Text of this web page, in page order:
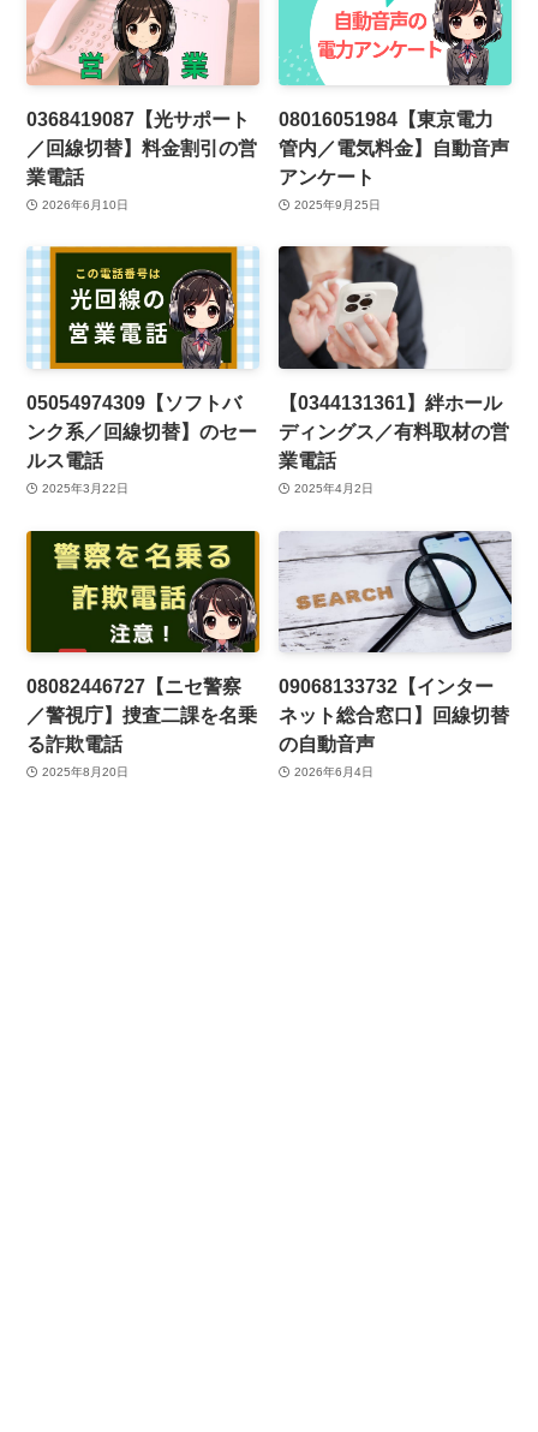
0368419087【光サポート
／回線切替】料金割引の営
業電話
2026年6月10日
08016051984【東京電力
管内／電気料金】自動音声
アンケート
2025年9月25日
05054974309【ソフトバ
ンク系／回線切替】のセー
ルス電話
2025年3月22日
【0344131361】絆ホール
ディングス／有料取材の営
業電話
2025年4月2日
08082446727【ニセ警察
／警視庁】捜査二課を名乗
る詐欺電話
2025年8月20日
09068133732【インター
ネット総合窓口】回線切替
の自動音声
2026年6月4日